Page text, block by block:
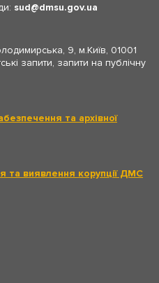
sud dmsu.gov.ua
9, м.Київ, 01001
запити, запити на публічну
та архівної
та виявлення корупції ДМС